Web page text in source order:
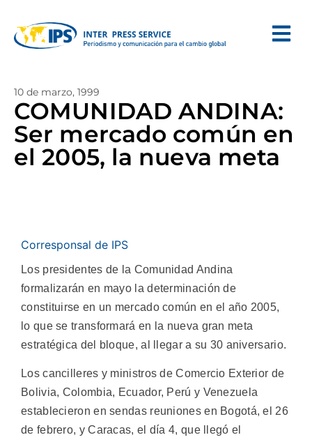
10 de marzo, 1999
COMUNIDAD ANDINA:
Ser mercado común en
el 2005, la nueva meta
Corresponsal de IPS
Los presidentes de la Comunidad Andina
formalizarán en mayo la determinación de
constituirse en un mercado común en el año 2005,
lo que se transformará en la nueva gran meta
estratégica del bloque, al llegar a su 30 aniversario.
Los cancilleres y ministros de Comercio Exterior de
Bolivia, Colombia, Ecuador, Perú y Venezuela
establecieron en sendas reuniones en Bogotá, el 26
de febrero, y Caracas, el día 4, que llegó el